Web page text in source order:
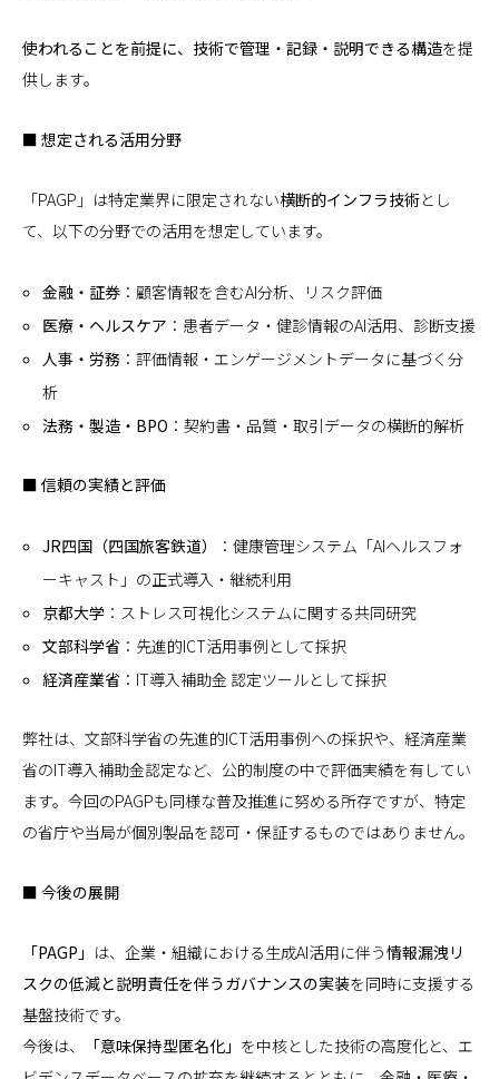
使われることを前提に、技術で管理・記録・説明できる構造を提
供します。
■ 想定される活用分野
「PAGP」は特定業界に限定されない横断的インフラ技術とし
て、以下の分野での活用を想定しています。
金融・証券 ：顧客情報を含むAI分析、リスク評価
医療・ヘルスケア ：患者データ・健診情報のAI活用、診断支援
人事・労務 ：評価情報・エンゲージメントデータに基づく分
析
法務・製造・BPO ：契約書・品質・取引データの横断的解析
■ 信頼の実績と評価
JR四国（四国旅客鉄道）
：健康管理システム「AIヘルスフォ
ーキャスト」の正式導入・継続利用
京都大学 ：ストレス可視化システムに関する共同研究
文部科学省 ：先進的ICT活用事例として採択
経済産業省 ：IT導入補助金 認定ツールとして採択
弊社は、文部科学省の先進的ICT活用事例への採択や、経済産業
省のIT導入補助金認定など、公的制度の中で評価実績を有してい
ます。今回のPAGPも同様な普及推進に努める所存ですが、特定
の省庁や当局が個別製品を認可・保証するものではありません。
■ 今後の展開
「PAGP」 は、企業・組織における生成AI活用に伴う情報漏洩リ
スクの低減と説明責任を伴うガバナンスの実装を同時に支援する
基盤技術です。
今後は、
「意味保持型匿名化」 を中核とした技術の高度化と、エ